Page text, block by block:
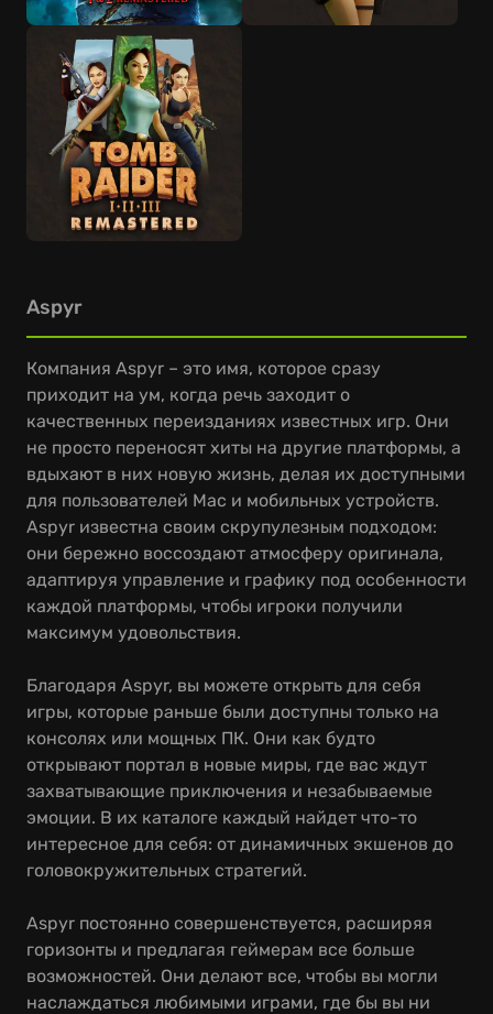
Aspyr
Компания Aspyr – это имя, которое сразу
приходит на ум, когда речь заходит о
качественных переизданиях известных игр. Они
не просто переносят хиты на другие платформы, а
вдыхают в них новую жизнь, делая их доступными
для пользователей Mac и мобильных устройств.
Aspyr известна своим скрупулезным подходом:
они бережно воссоздают атмосферу оригинала,
адаптируя управление и графику под особенности
каждой платформы, чтобы игроки получили
максимум удовольствия.
Благодаря Aspyr, вы можете открыть для себя
игры, которые раньше были доступны только на
консолях или мощных ПК. Они как будто
открывают портал в новые миры, где вас ждут
захватывающие приключения и незабываемые
эмоции. В их каталоге каждый найдет что-то
интересное для себя: от динамичных экшенов до
головокружительных стратегий.
Aspyr постоянно совершенствуется, расширяя
горизонты и предлагая геймерам все больше
возможностей. Они делают все, чтобы вы могли
наслаждаться любимыми играми, где бы вы ни